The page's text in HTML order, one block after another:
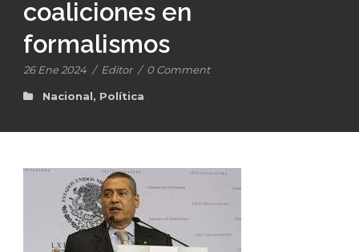
coaliciones en
formalismos
26 Ene 2024 / Editor / 0 Comment
Nacional, Política